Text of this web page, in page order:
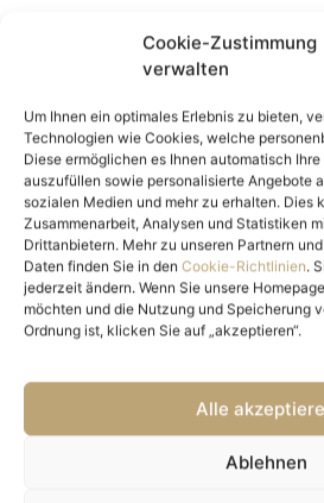
Cookie-Zustimmung
verwalten
Um Ihnen ein optimales Erlebnis zu bieten,
Technologien wie Cookies, welche
Diese ermöglichen es Ihnen automatisch
auszufüllen sowie personalisierte Angebote
sozialen Medien und mehr zu erhalten. Dies
Zusammenarbeit, Analysen und Statistiken
Drittanbietern. Mehr zu unseren Partnern
Daten finden Sie in den Cookie-Richtlinien.
jederzeit ändern. Wenn Sie unsere
möchten und die Nutzung und Speicherung
Ordnung ist, klicken Sie auf „akzeptieren“.
Alle
Ablehnen
5,89
Anzahl Zimmer
2
Anzahl Schlafzimmer
1
Anzahl Badezimmer
1
Anzahl sep. WC
1
Balkone
1
Balkon-/Terrassenfläche
Ausstattung
Befeuerung
Fahrstuhl
ja